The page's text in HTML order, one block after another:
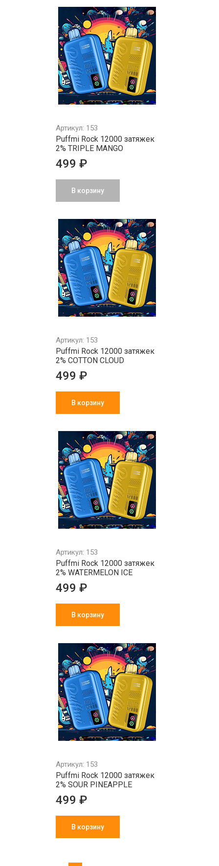
Артикул: 153
Puffmi Rock 12000 затяжек
2% TRIPLE MANGO
499 ₽
В корзину
Артикул: 153
Puffmi Rock 12000 затяжек
2% COTTON CLOUD
499 ₽
В корзину
Артикул: 153
Puffmi Rock 12000 затяжек
2% WATERMELON ICE
499 ₽
В корзину
Артикул: 153
Puffmi Rock 12000 затяжек
2% SOUR PINEAPPLE
499 ₽
В корзину